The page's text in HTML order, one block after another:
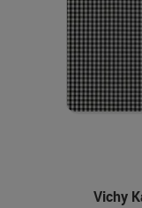
Vichy